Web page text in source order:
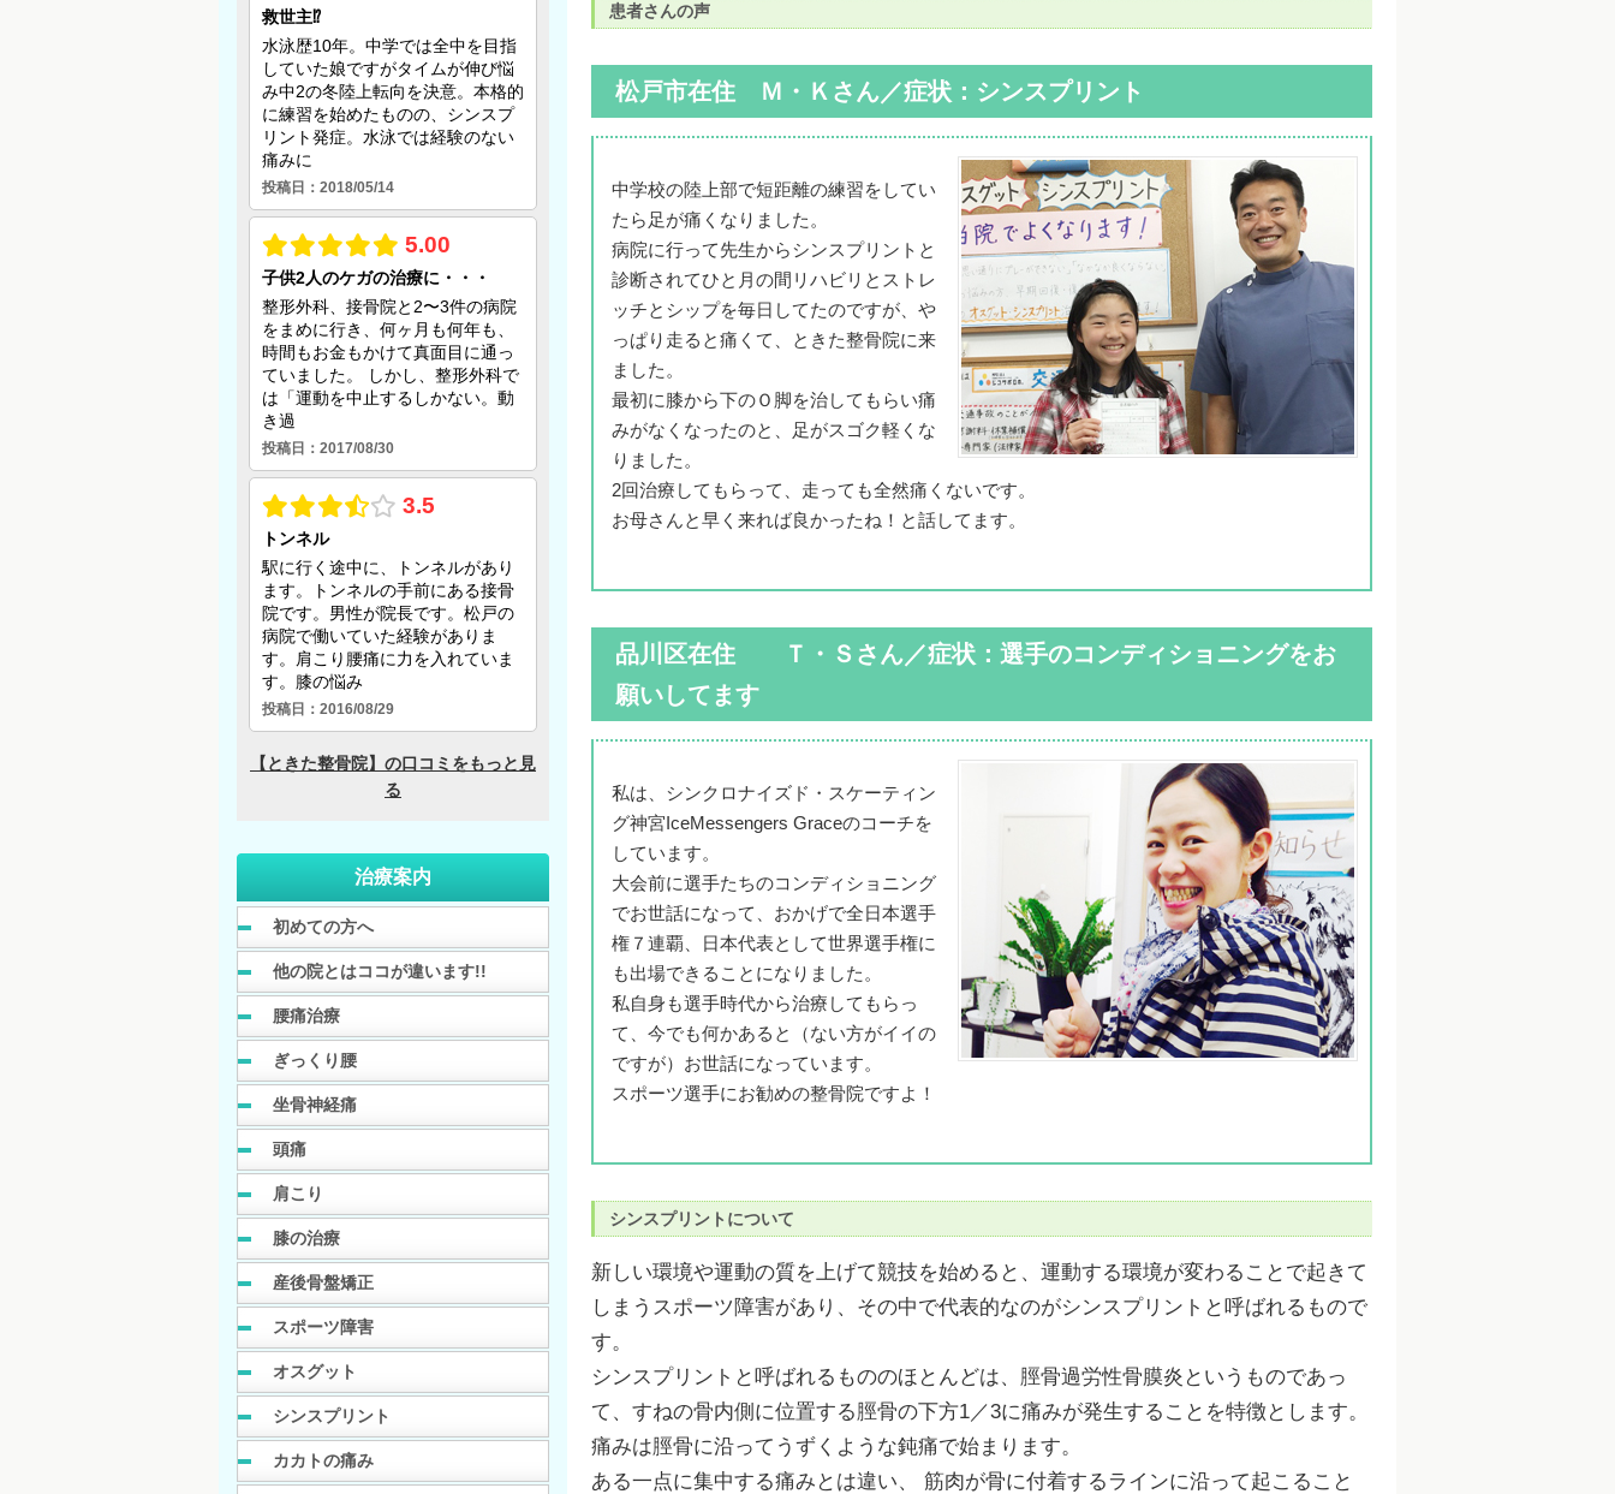
患者さんの声
松戸市在住 Ｍ・Ｋさん／症状：シンスプリント
中学校の陸上部で短距離の練習をしてい
たら足が痛くなりました。
病院に行って先生からシンスプリントと
診断されてひと月の間リハビリとストレ
ッチとシップを毎日してたのですが、や
っぱり走ると痛くて、ときた整骨院に来
ました。
最初に膝から下のＯ脚を治してもらい痛
みがなくなったのと、足がスゴク軽くな
りました。
2回治療してもらって、走っても全然痛くないです。
お母さんと早く来れば良かったね！と話してます。
品川区在住 Ｔ・Ｓさん／症状：選手のコンディショニングをお
願いしてます
私は、シンクロナイズド・スケーティン
グ神宮IceMessengers Graceのコーチを
しています。
大会前に選手たちのコンディショニング
でお世話になって、おかげで全日本選手
権７連覇、日本代表として世界選手権に
も出場できることになりました。
私自身も選手時代から治療してもらっ
て、今でも何かあると（ない方がイイの
ですが）お世話になっています。
スポーツ選手にお勧めの整骨院ですよ！
シンスプリントについて
新しい環境や運動の質を上げて競技を始めると、運動する環境が変わることで起きて
しまうスポーツ障害があり、その中で代表的なのがシンスプリントと呼ばれるもので
す。
シンスプリントと呼ばれるもののほとんどは、脛骨過労性骨膜炎というものであっ
て、すねの骨内側に位置する脛骨の下方1／3に痛みが発生することを特徴とします。
痛みは脛骨に沿ってうずくような鈍痛で始まります。
ある一点に集中する痛みとは違い、 筋肉が骨に付着するラインに沿って起こること
治療案内
初めての方へ
他の院とはココが違います!!
腰痛治療
ぎっくり腰
坐骨神経痛
頭痛
肩こり
膝の治療
産後骨盤矯正
スポーツ障害
オスグット
シンスプリント
カカトの痛み